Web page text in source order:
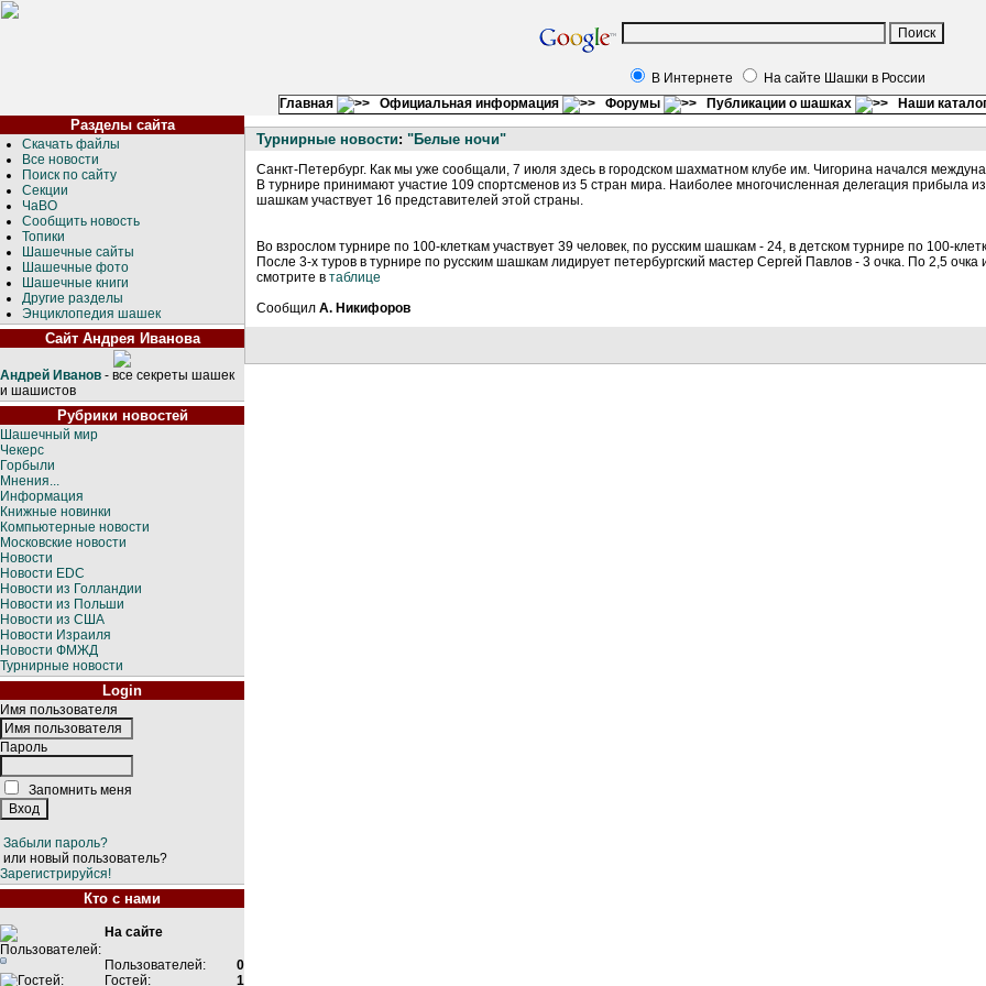
В Интернете
На сайте Шашки в России
Главная
Официальная информация Форумы Публикации о шашках Наши
Разделы сайта
Скачать файлы
Все новости
Поиск по сайту
Секции
ЧаВО
Сообщить новость
Топики
Шашечные сайты
Шашечные фото
Шашечные книги
Другие разделы
Энциклопедия шашек
Сайт Андрея Иванова
Андрей Иванов - все секреты шашек
и шашистов
Рубрики новостей
Шашечный мир
Чекерс
Горбыли
Мнения...
Информация
Книжные новинки
Компьютерные новости
Московские новости
Новости
Новости EDC
Новости из Голландии
Новости из Польши
Новости из США
Новости Израиля
Новости ФМЖД
Турнирные новости
Login
Имя пользователя
Пароль
Запомнить меня
Забыли пароль?
или новый пользователь?
Зарегистрируйся!
Кто с нами
На сайте
Пользователей:
0
Гостей:
1
Турнирные новости: "Белые ночи"
Санкт-Петербург. Как мы уже сообщали, 7 июля здесь в городском шахматном клубе им. Чигорина начался
В турнире принимают участие 109 спортсменов из 5 стран мира. Наиболее многочисленная делегация прибыла
шашкам участвует 16 представителей этой страны.
Во взрослом турнире по 100-клеткам участвует 39 человек, по русским шашкам - 24, в детском турнире по 100-
После 3-х туров в турнире по русским шашкам лидирует петербургский мастер Сергей Павлов - 3 очка. По 2,5
смотрите в таблице
Сообщил А. Никифоров